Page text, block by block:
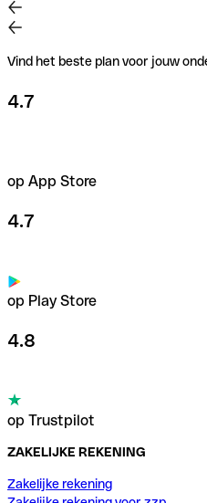
Vind het beste plan voor jouw
4.7
op App Store
4.7
op Play Store
4.8
op Trustpilot
ZAKELIJKE REKENING
Zakelijke rekening